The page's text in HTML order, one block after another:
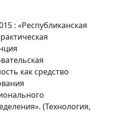
: «Республиканская
как средство
(Технология,